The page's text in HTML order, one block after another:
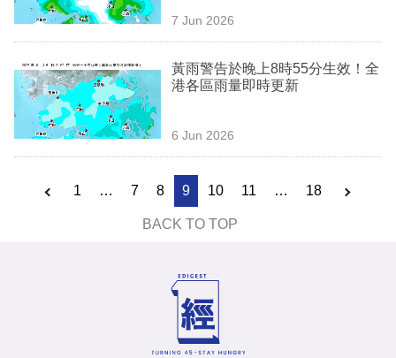
7 Jun 2026
黃雨警告於晚上8時55分生效！全
港各區雨量即時更新
6 Jun 2026
1 … 7 8 9 10 11 … 18
BACK TO TOP